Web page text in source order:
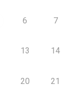
6 7
13 14
20 21